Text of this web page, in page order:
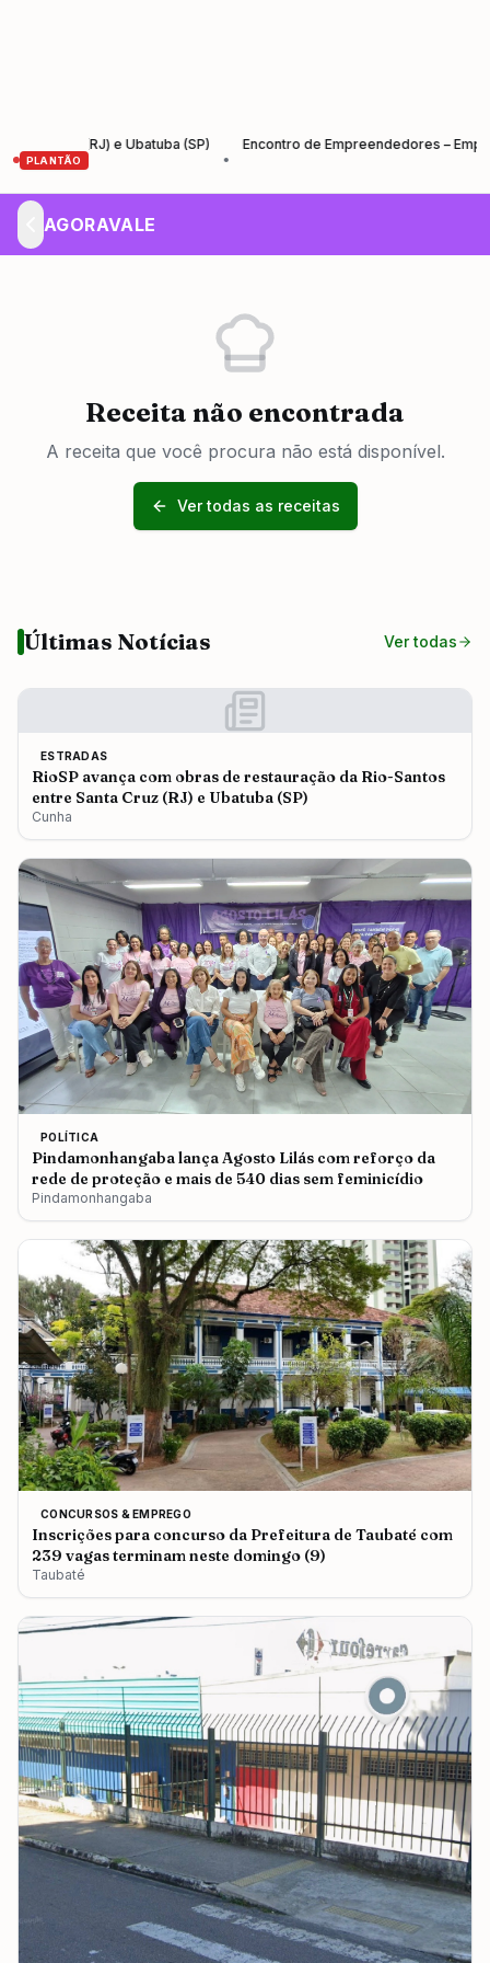
PLANTÃO
(RJ) e Ubatuba (SP)
Encontro de Empreendedores –
AGORAVALE
Receita não encontrada
A receita que você procura não está disponível.
Ver todas as receitas
Últimas Notícias Ver todas
ESTRADAS
RioSP avança com obras de restauração da Rio-Santos
entre Santa Cruz (RJ) e Ubatuba (SP)
Cunha
POLÍTICA
Pindamonhangaba lança Agosto Lilás com reforço da
rede de proteção e mais de 540 dias sem feminicídio
Pindamonhangaba
CONCURSOS & EMPREGO
Inscrições para concurso da Prefeitura de Taubaté com
239 vagas terminam neste domingo (9)
Taubaté